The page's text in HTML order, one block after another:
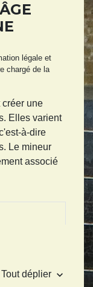
légale et
chargé de la
créer une
Elles varient
à-dire
Le mineur
associé
Tout déplier keyboard_arrow_down